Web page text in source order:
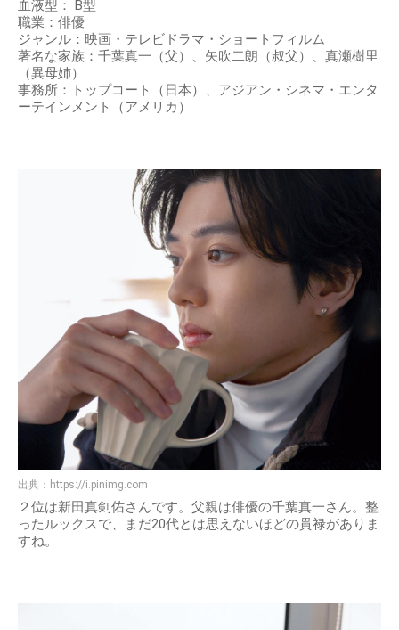
血液型： B型
職業：俳優
ジャンル：映画・テレビドラマ・ショートフィルム
著名な家族：千葉真一（父）、矢吹二朗（叔父）、真瀬樹里
（異母姉）
事務所：トップコート（日本）、アジアン・シネマ・エンタ
ーテインメント（アメリカ）
出典： https://i.pinimg.com
２位は新田真剣佑さんです。父親は俳優の千葉真一さん。整
ったルックスで、まだ20代とは思えないほどの貫禄がありま
すね。